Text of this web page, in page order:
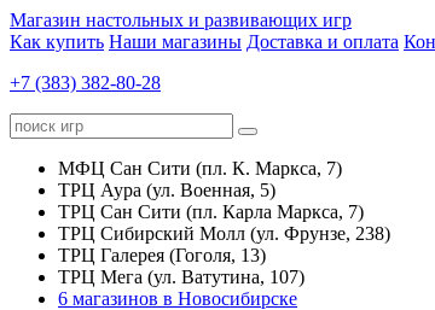
Магазин настольных и развивающих игр
Как купить Наши магазины Доставка и оплата
+7 (383) 382-80-28
МФЦ Сан Сити (пл. К. Маркса, 7)
ТРЦ Аура (ул. Военная, 5)
ТРЦ Сан Сити (пл. Карла Маркса, 7)
ТРЦ Сибирский Молл (ул. Фрунзе, 238)
ТРЦ Галерея (Гоголя, 13)
ТРЦ Мега (ул. Ватутина, 107)
6 магазинов в Новосибирске